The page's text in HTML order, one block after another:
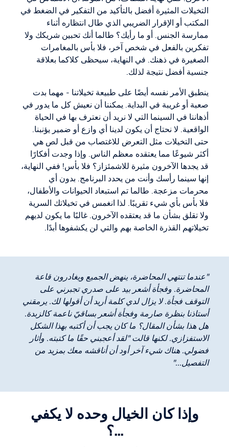
التخيلات المثيرة أفضل بالتأكيد من التفكير في الضغط في
المكتب أو الإقرار الضريبي الذي طال انتظاره أثناء
ممارسة الجنس. أو ما رأيك؟ طالما أنك تحبين شريكك ولا
تفكرين بالفعل في شخص آخر، فلا بأس بالمغامرات
الصغيرة في ذهنك. في النهاية، سيحظى كلاكما بعلاقة
جنسية أفضل نتيجة لذلك.
ينطبق الأمر نفسه أيضًا على طبيعة تخيلاتنا - مهما بدت
صعبة أو غريبة في البداية. يمكننا أن نعيش كل ما يدور في
أذهاننا في السينما التي لا نريد أن نعترف بها في الحياة
الواقعية. لا نحتاج أن يكون لدينا أي وازع أو ضمير يؤنبنا.
حتى التخيلات مثل التعرض للاغتصاب من قبل لص هي
أكثر شيوعًا مما يعتقده معظم الناس. وإذا وجدت أفكارًا
قد يجدها الآخرون مثيرة للاشمئزاز؟ فلا بأس! ففي النهاية،
إنها سينما رأسك وأنت من يحدد البرنامج. بدون أي
محرمات مزعجة. طالما تم استبعاد الحيوانات والأطفال،
فلا بأس بأي شيء تقريبًا. لذا انغمس في تخيلاتك السرية
ولا تقلق بشأن ما قد يعتقده الآخرون. غالبًا ما يكون لديهم
تخيلاتهم القذرة الخاصة بهم والتي لن يكشفوها أبدًا.
"عندما تنتهي المحاضرة، ينهض الجميع ويغادرون قاعة
المحاضرة. وفجأة أشعر بيد على صدري تجبرني على
التوقف فجأة. لا يزال لدي كلمة أريد أن أقولها لك. يرمقني
أستاذنا بنظرة صارمة وفجأة أشعر بساقيّ ناعمة كالزبدة.
هل هذا بشأن المقال؟ ما كان يجب أن أكتبه بهذا الشكل
الاستفزازي. لكنها قالت "لقد أعجبني حقًا ما كتبته. وأثار
فضولي. هناك شيء آخر أود أن أناقشه معك بمزيد من
التفصيل..."
وإذا كان الخيال وحده لا يكفي
...؟